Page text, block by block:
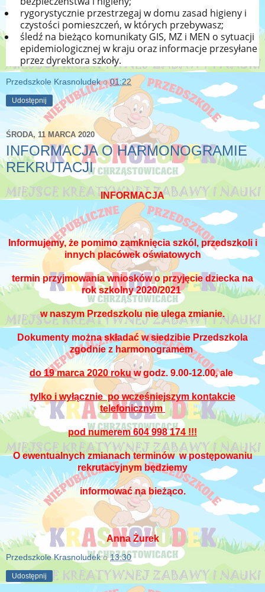
rygorystycznie przestrzegaj w domu zasad higieny i
czystości pomieszczeń, w których przebywasz;
śledź na bieżąco komunikaty GIS, MZ i MEN o sytuacji
epidemiologicznej w kraju oraz informacje przesyłane
przez dyrektora szkoły.
Przedszkole Krasnoludek o01:22
Udostępnij
ŚRODA, 11 MARCA 2020
INFORMACJA O HARMONOGRAMIE
REKRUTACJI
INFORMACJA
Informujemy, że pomimo zamknięcia szkól, przedszkoli i
innych placówek oświatowych
termin przyjmowania wniosków o przyjęcie dziecka na
rok szkolny 2020/2021
w naszym Przedszkolu nieulega zmianie.
Dokumenty można składać w siedzibie Przedszkola
zgodnie z harmonogramem
do 19 marca 2020 rokuw godz. 9.00-12.00, ale
tylko i wyłącznie po wcześniejszym kontakcie
telefonicznym
pod numerem 604 998 174 !!!
O ewentualnych zmianach terminów w postępowaniu
rekrutacyjnym będziemy
informować na bieżąco.
Anna Żurek
Przedszkole Krasnoludek o13:30
Udostępnij